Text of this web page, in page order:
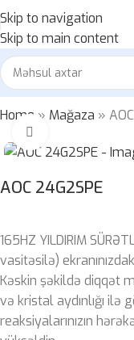
Skip to navigation
Skip to main content
Home » Mağaza »
AOC 24G2SPE
165HZ YILDIRIM
vasitəsilə)
Kəskin şəkildə diqqət
və kristal aydınlığı
reaksiyalarınızın